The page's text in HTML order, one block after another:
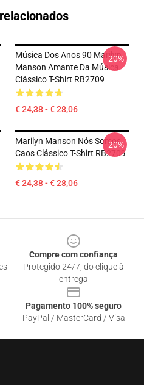
Música Dos Anos 90 Marilyn
Manson Amante Da Música
Clássico T-Shirt RB2709
€ 24,38 - € 28,06
-20%
Marilyn Manson Nós Somos
Caos Clássico T-Shirt RB2709
€ 24,38 - € 28,06
-20%
Compre com confiança
Protegido 24/7, do clique à
entrega
Pagamento 100% seguro
PayPal / MasterCard / Visa